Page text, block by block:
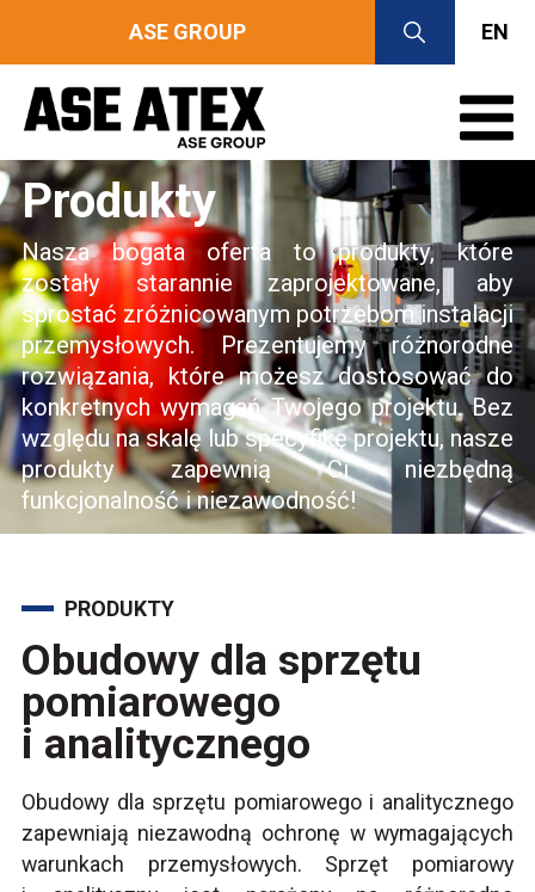
ASE GROUP EN
Produkty
Nasza bogata oferta to produkty, które
zostały starannie zaprojektowane, aby
sprostać zróżnicowanym potrzebom instalacji
przemysłowych. Prezentujemy różnorodne
rozwiązania, które możesz dostosować do
konkretnych wymagań Twojego projektu. Bez
względu na skalę lub specyfikę projektu, nasze
produkty zapewnią Ci niezbędną
funkcjonalność i niezawodność!
PRODUKTY
Obudowy dla sprzętu
pomiarowego
i analitycznego
Obudowy dla sprzętu pomiarowego i analitycznego
zapewniają niezawodną ochronę w wymagających
warunkach przemysłowych. Sprzęt pomiarowy